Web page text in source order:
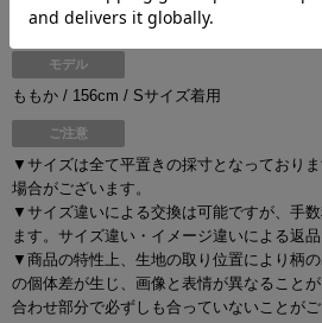
100%
モデル
ももか / 156cm / Sサイズ着用
ご注意
▼サイズは全て平置きの採寸となっており
場合がございます。
▼サイズ違いによる交換は可能ですが、手
ます。サイズ違い・イメージ違いによる返
▼商品の特性上、生地の取り位置により柄
の個体差が生じ、画像と表情が異なること
合わせ部分で必ずしも合っていないことがご